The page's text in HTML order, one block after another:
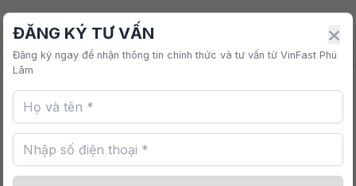
VINFAST PHÚ LÂM
Trang chủ
ĐĂNG KÝ TƯ VẤN
Đăng ký ngay để nhận thông tin chính thức và tư vấn từ VinFast Phú
Lâm